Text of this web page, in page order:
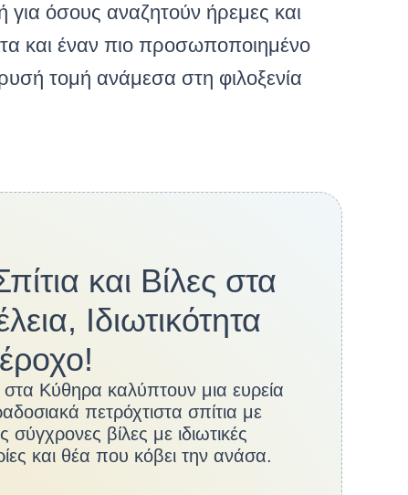
όσους αναζητούν ήρεμες και
και έναν πιο προσωποποιημένο
τομή ανάμεσα στη φιλοξενία
και Βίλες στα
Ιδιωτικότητα
στα Κύθηρα καλύπτουν μια ευρεία
πετρόχτιστα σπίτια με
βίλες με ιδιωτικές
και θέα που κόβει την ανάσα.